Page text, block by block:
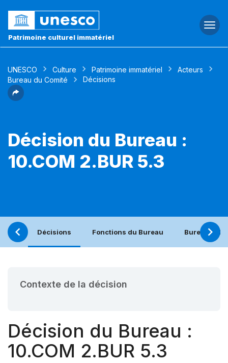
Patrimoine culturel immatériel
UNESCO Culture Patrimoine immatériel
Acteurs
Bureau du Comité
Décisions
Décision du Bureau :
10.COM 2.BUR 5.3
Décisions Fonctions du Bureau Bureau
Contexte de la décision
Décision du Bureau :
10.COM 2.BUR 5.3